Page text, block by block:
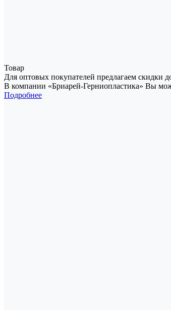
Товар
Для оптовых покупателей предлагаем скидки
В компании «Бриарей-Герниопластика» Вы
Подробнее